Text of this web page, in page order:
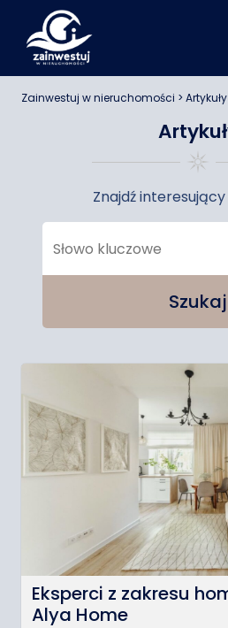
Zainwestuj w nieruchomości > Artykuły
Znajdź
Szukaj
Eksperci z zakresu
Alya Home